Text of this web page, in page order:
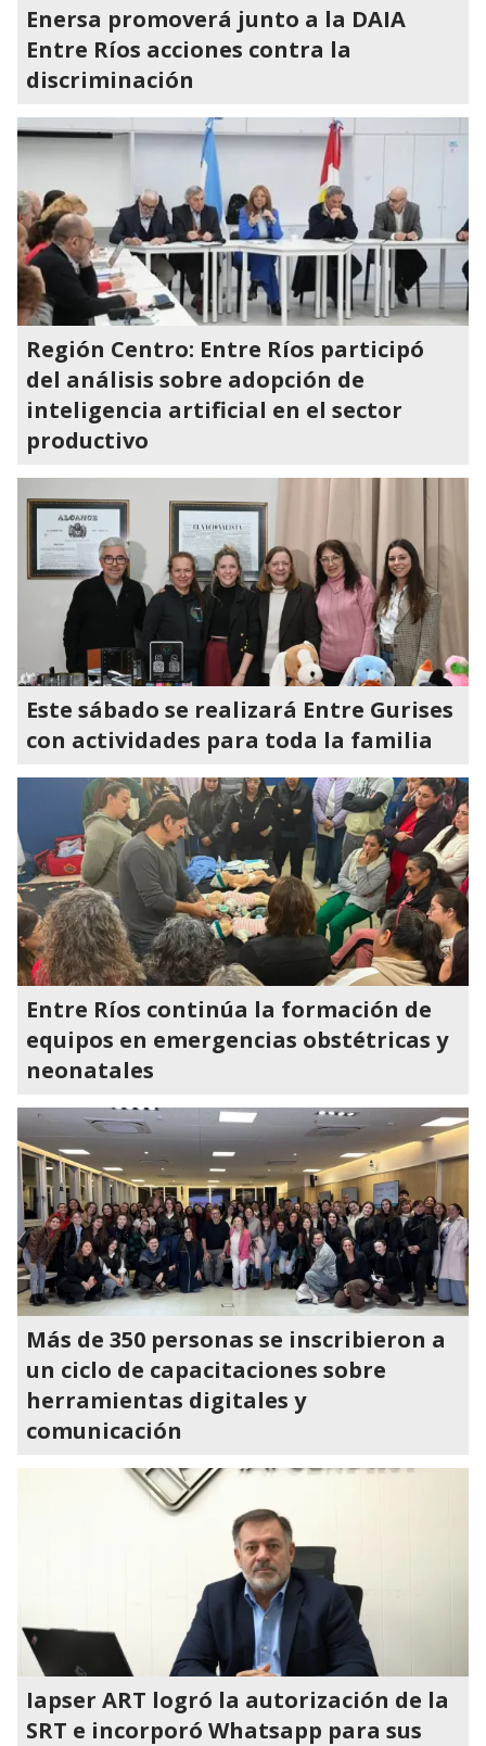
Enersa promoverá junto a la DAIA
Entre Ríos acciones contra la
discriminación
Región Centro: Entre Ríos participó
del análisis sobre adopción de
inteligencia artificial en el sector
productivo
Este sábado se realizará Entre Gurises
con actividades para toda la familia
Entre Ríos continúa la formación de
equipos en emergencias obstétricas y
neonatales
Más de 350 personas se inscribieron a
un ciclo de capacitaciones sobre
herramientas digitales y
comunicación
Iapser ART logró la autorización de la
SRT e incorporó Whatsapp para sus